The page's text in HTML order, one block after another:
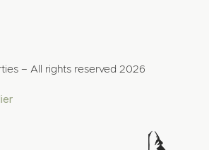
– All rights reserved 2026